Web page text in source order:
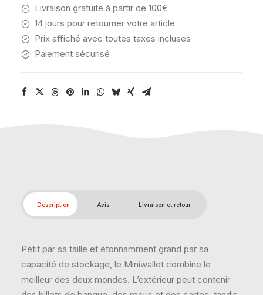
Livraison gratuite à partir de 100€
14 jours pour retourner votre article
Prix affiché avec toutes taxes incluses
Paiement sécurisé
Description Avis Livraison et retour
Petit par sa taille et étonnamment grand par sa
capacité de stockage, le Miniwallet combine le
meilleur des deux mondes. L’extérieur peut contenir